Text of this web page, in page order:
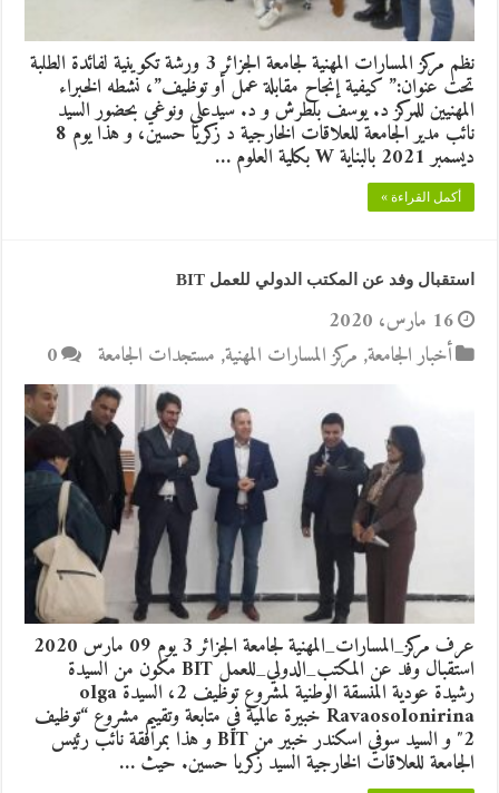
نظم مركز المسارات المهنية لجامعة الجزائر 3 ورشة تكوينية لفائدة الطلبة
تحت عنوان:” كيفية إنجاح مقابلة عمل أو توظيف”، نشطه الخبراء
المهنيين للمركز د. يوسف بلطرش و د. سيدعلي ونوغي بحضور السيد
نائب مدير الجامعة للعلاقات الخارجية د زكريا حسين، و هذا يوم 8
ديسمبر 2021 بالبناية W بكلية العلوم …
أكمل القراءة »
استقبال وفد عن المكتب الدولي للعمل BIT
16 مارس، 2020
أخبار الجامعة, مركز المسارات المهنية, مستجدات الجامعة 0
عرف مركز_المسارات_المهنية لجامعة الجزائر 3 يوم 09 مارس 2020
استقبال وفد عن المكتب_الدولي_للعمل BIT مكون من السيدة
رشيدة عودية المنسقة الوطنية لمشروع توظيف 2، السيدة olga
Ravaosolonirina خبيرة عالمية في متابعة وتقييم مشروع “توظيف
2″ و السيد سوفي اسكندر خبير من BIT و هذا بمرافقة نائب رئيس
الجامعة للعلاقات الخارجية السيد زكريا حسين. حيث …